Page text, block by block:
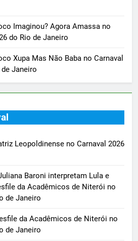
Imaginou? Agora Amassa no
do Rio de Janeiro
Xupa Mas Não Baba no Carnaval
Janeiro
Leopoldinense no Carnaval 2026
Baroni interpretam Lula e
da Acadêmicos de Niterói no
de Janeiro
da Acadêmicos de Niterói no
de Janeiro